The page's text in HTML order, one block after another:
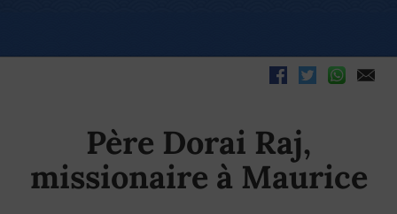
Père Dorai Raj,
missionaire à Maurice